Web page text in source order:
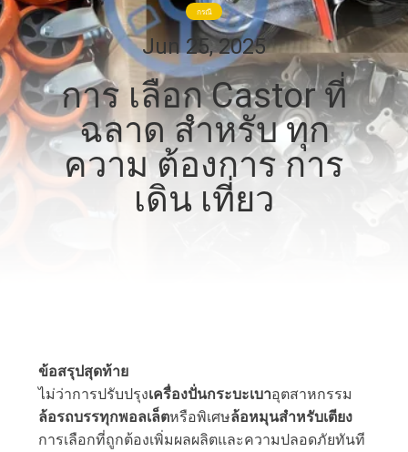
เกี่ยว
กับ
เรา
ทัวร์
ติดต่อ
กรณี
Jun 25, 2025
การ เลือก Castor ที่
ฉลาด สําหรับ ทุก
ความ ต้องการ การ
เดิน เที่ยว
ข้อสรุปสุดท้าย
ไม่ว่าการปรับปรุงเครื่องปั่นกระบะเบาอุตสาหกรรม
ล้อรถบรรทุกพอลเล็ตหรือพิเศษล้อหมุนสําหรับเตียง
การเลือกที่ถูกต้องเพิ่มผลผลิตและความปลอดภัยทันที